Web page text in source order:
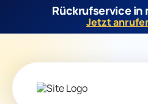
Rückrufservice in
Jetzt